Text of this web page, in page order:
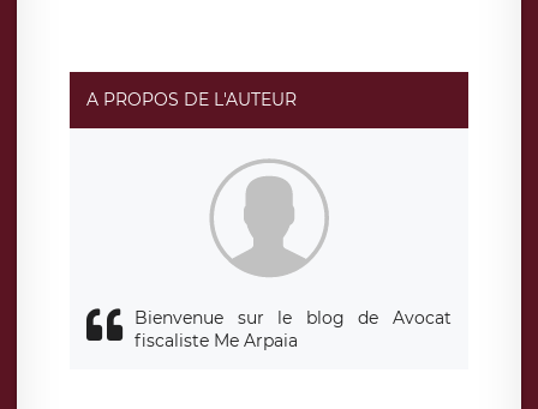
rue Léopold Sédar Senghor, joignable à l’adresse mail :
responsabledetraitement@legavox.fr. Vous avez
également le droit d’introduire une réclamation auprès
d’une autorité de contrôle.
A PROPOS DE L'AUTEUR
Bienvenue sur le blog de Avocat
fiscaliste Me Arpaia